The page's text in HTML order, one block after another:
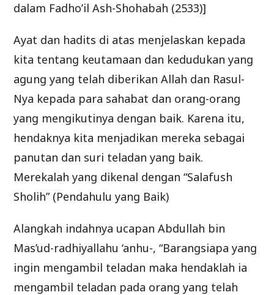
dalam Fadho’il Ash-Shohabah (2533)]
Ayat dan hadits di atas menjelaskan kepada
kita tentang keutamaan dan kedudukan yang
agung yang telah diberikan Allah dan Rasul-
Nya kepada para sahabat dan orang-orang
yang mengikutinya dengan baik. Karena itu,
hendaknya kita menjadikan mereka sebagai
panutan dan suri teladan yang baik.
Merekalah yang dikenal dengan “Salafush
Sholih” (Pendahulu yang Baik)
Alangkah indahnya ucapan Abdullah bin
Mas’ud-radhiyallahu ‘anhu-, “Barangsiapa yang
ingin mengambil teladan maka hendaklah ia
mengambil teladan pada orang yang telah